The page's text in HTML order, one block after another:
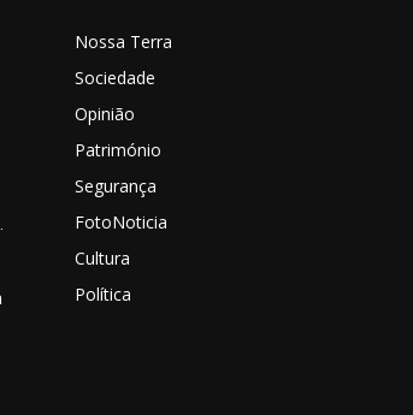
Nossa Terra
Sociedade
Opinião
Património
Segurança
FotoNoticia
Cultura
Política